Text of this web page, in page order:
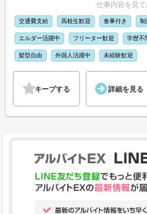
仕事内容を見
交通費支給 高校生歓迎 食事付き 制
エルダー活躍中 フリーター歓迎 学歴不
髪型自由 外国人活躍中 未経験歓迎
キープする 詳細を見る